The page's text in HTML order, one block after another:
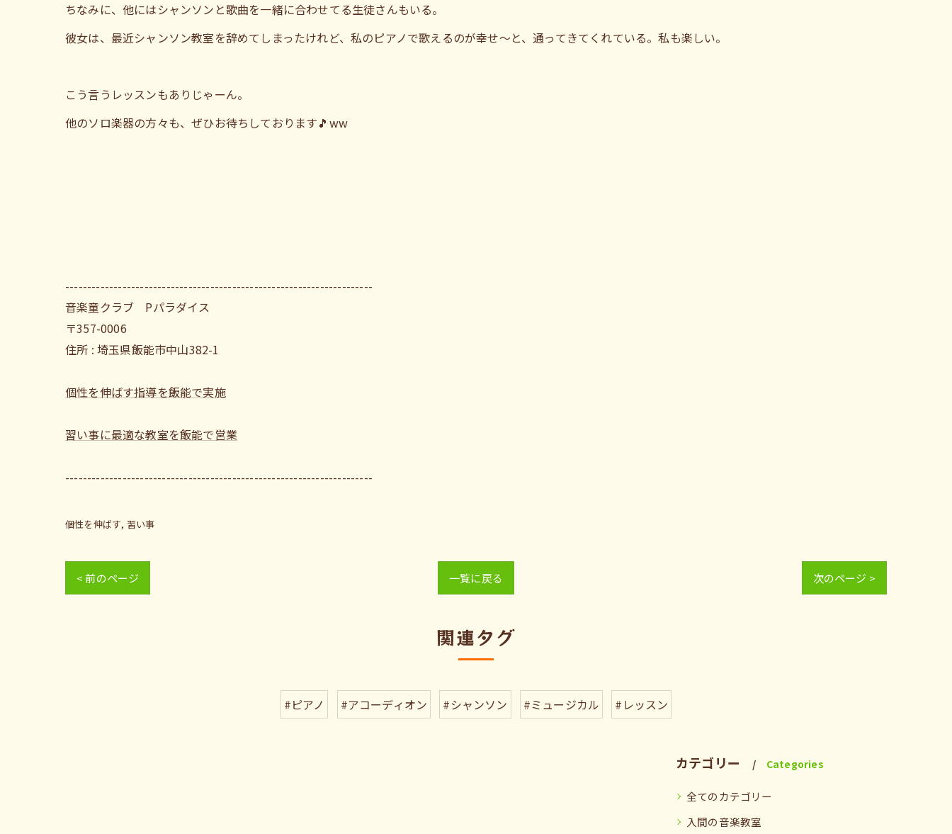
ちなみに、他にはシャンソンと歌曲を一緒に合わせてる生徒さんもいる。
彼女は、最近シャンソン教室を辞めてしまったけれど、私のピアノで歌えるのが幸せ〜と、通ってきてくれている。私も楽しい。
こう言うレッスンもありじゃーん。
他のソロ楽器の方々も、ぜひお待ちしております🎵ww
----------------------------------------------------------------------
音楽童クラブ Pパラダイス
〒357-0006
住所 : 埼玉県飯能市中山382-1
個性を伸ばす指導を飯能で実施
習い事に最適な教室を飯能で営業
----------------------------------------------------------------------
個性を伸ばす 習い事
< 前のページ 一覧に戻る 次のページ >
関連タグ
#ピアノ #アコーディオン #シャンソン #ミュージカル #レッスン
カテゴリー Categories
全てのカテゴリー
入間の音楽教室